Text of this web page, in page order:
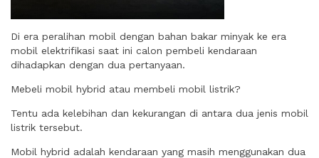
Di era peralihan mobil dengan bahan bakar minyak ke era
mobil elektrifikasi saat ini calon pembeli kendaraan
dihadapkan dengan dua pertanyaan.
Mebeli mobil hybrid atau membeli mobil listrik?
Tentu ada kelebihan dan kekurangan di antara dua jenis mobil
listrik tersebut.
Mobil hybrid adalah kendaraan yang masih menggunakan dua